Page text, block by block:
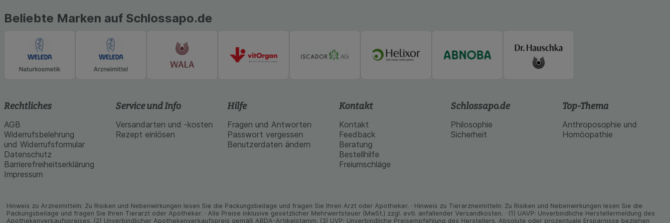
Beliebte Marken auf Schlossapo.de
Rechtliches
AGB
Widerrufsbelehrung
und Widerrufsformular
Datenschutz
Barrierefreiheitserklärung
Impressum
Service und Info
Versandarten und -kosten
Rezept einlösen
Hilfe
Fragen und Antworten
Passwort vergessen
Benutzerdaten ändern
Kontakt
Kontakt
Feedback
Beratung
Bestellhilfe
Freiumschläge
Schlossapo.de
Philosophie
Sicherheit
Top-Thema
Anthroposophie und
Homöopathie
Hinweis zu Arzneimitteln: Zu Risiken und Neben­wirkungen lesen Sie die Packungs­beilage und fragen Sie Ihren Arzt oder Apo­theker. · Hinweis zu Tier­arz­nei­mitteln: Zu Risiken und Neben­wirkungen lesen Sie die
Packungs­beilage und fragen Sie Ihren Tier­arzt oder Apo­theker. · Alle Preise inklusive gesetz­licher Mehrwertsteuer (MwSt.) zzgl. evtl. anfallender Versand­kosten. · (1) UAVP: Unverbindliche Herstellermeldung des
Apothekenverkaufspreises. (2) Unverbindlicher Apothekenverkaufspreis gemäß ABDA-Artikelstamm. (3) UVP: Unverbindliche Preisempfehlung des Herstellers. Absolute oder prozentuale Ersparnisse beziehen